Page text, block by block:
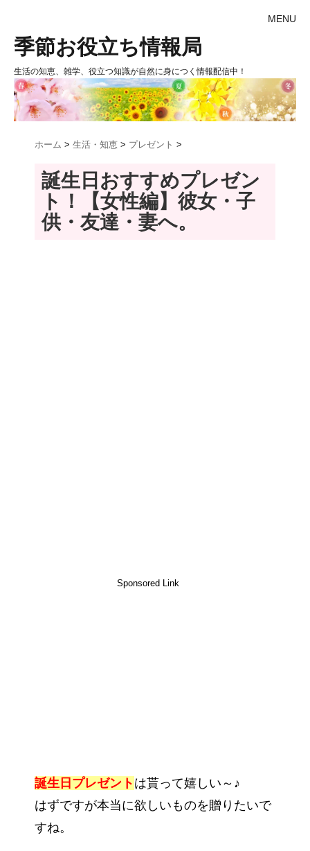
MENU
季節お役立ち情報局
生活の知恵、雑学、役立つ知識が自然に身につく情報配信中！
ホーム > 生活・知恵 > プレゼント >
誕生日おすすめプレゼン
ト！【女性編】彼女・子
供・友達・妻へ。
Sponsored Link
誕生日プレゼント は貰って嬉しい～♪
はずですが本当に欲しいものを贈りたいで
すね。